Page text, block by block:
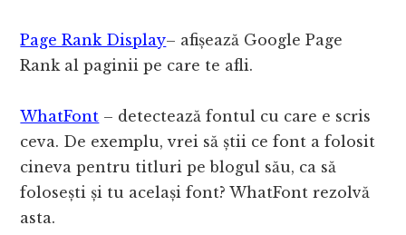
Page Rank Display– afișează Google Page
Rank al paginii pe care te afli.
WhatFont – detectează fontul cu care e scris
ceva. De exemplu, vrei să știi ce font a folosit
cineva pentru titluri pe blogul său, ca să
folosești și tu același font? WhatFont rezolvă
asta.